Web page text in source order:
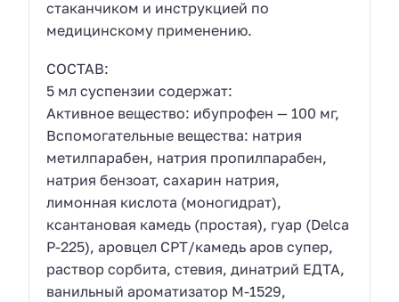
стаканчиком и инструкцией по
медицинскому применению.
СОСТАВ:
5 мл суспензии содержат:
Активное вещество: ибупрофен — 100 мг,
Вспомогательные вещества: натрия
метилпарабен, натрия пропилпарабен,
натрия бензоат, сахарин натрия,
лимонная кислота (моногидрат),
ксантановая камедь (простая), гуар (Delca
Р-225), аровцел СРТ/камедь аров супер,
раствор сорбита, стевия, динатрий ЕДТА,
ванильный ароматизатор М-1529,